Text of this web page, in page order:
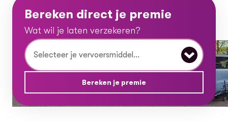
Bereken direct je premie
Wat wil je laten verzekeren?
Wat wil je laten verzekeren?
Bereken je premie